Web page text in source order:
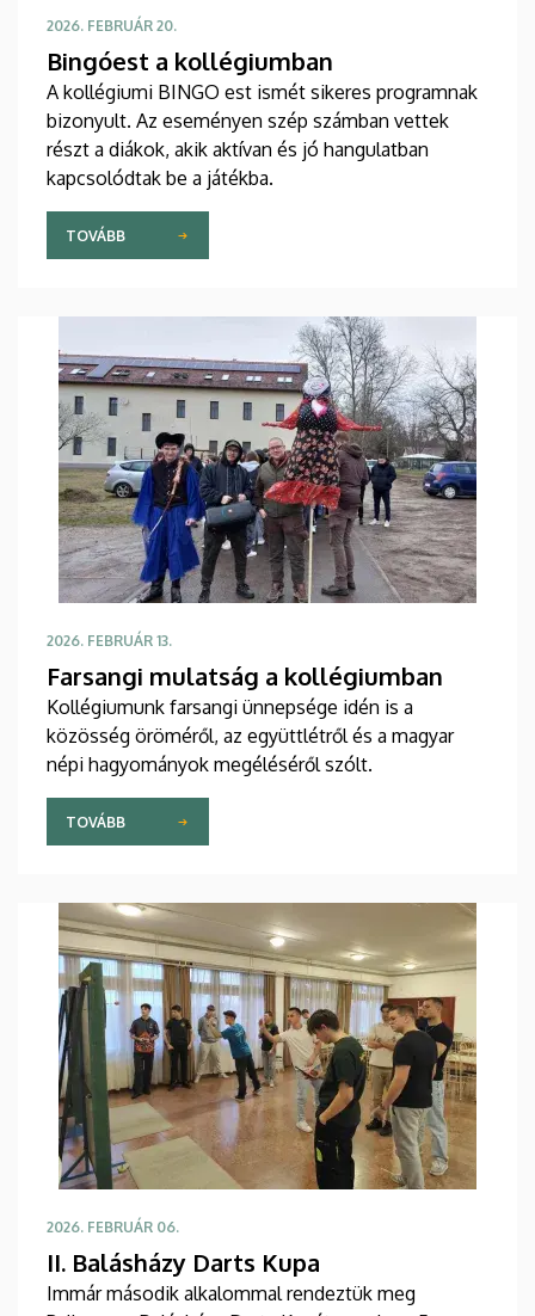
2026. FEBRUÁR 20.
Bingóest a kollégiumban
A kollégiumi BINGO est ismét sikeres programnak
bizonyult. Az eseményen szép számban vettek
részt a diákok, akik aktívan és jó hangulatban
kapcsolódtak be a játékba.
TOVÁBB
2026. FEBRUÁR 13.
Farsangi mulatság a kollégiumban
Kollégiumunk farsangi ünnepsége idén is a
közösség öröméről, az együttlétről és a magyar
népi hagyományok megéléséről szólt.
TOVÁBB
2026. FEBRUÁR 06.
II. Balásházy Darts Kupa
Immár második alkalommal rendeztük meg